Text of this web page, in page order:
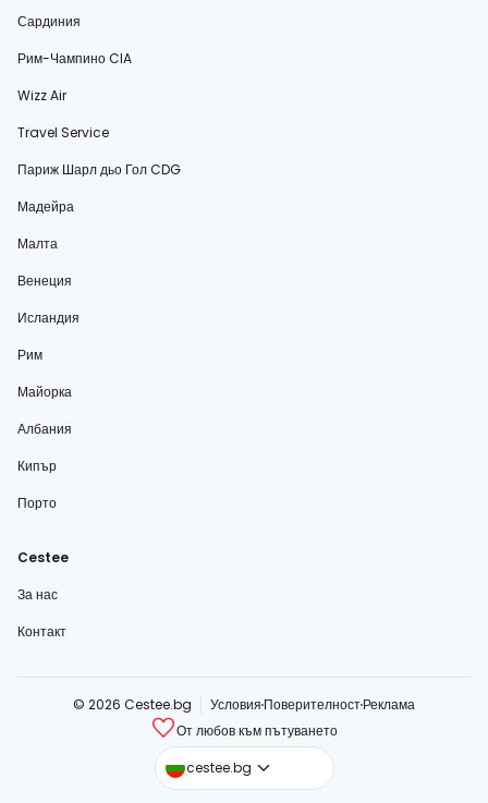
Сардиния
Рим-Чампино CIA
Wizz Air
Travel Service
Париж Шарл дьо Гол CDG
Мадейра
Малта
Венеция
Исландия
Рим
Майорка
Албания
Кипър
Порто
Cestee
За нас
Контакт
© 2026 Cestee.bg Условия ПоверителностРеклама
От любов към пътуването
cestee.bg
cestee.com
cestee.sk